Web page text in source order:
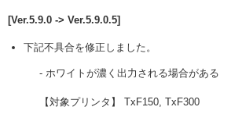
[Ver.5.9.0 -> Ver.5.9.0.5]
下記不具合を修正しました。
- ホワイトが濃く出力される場合がある
【対象プリンタ】 TxF150, TxF300